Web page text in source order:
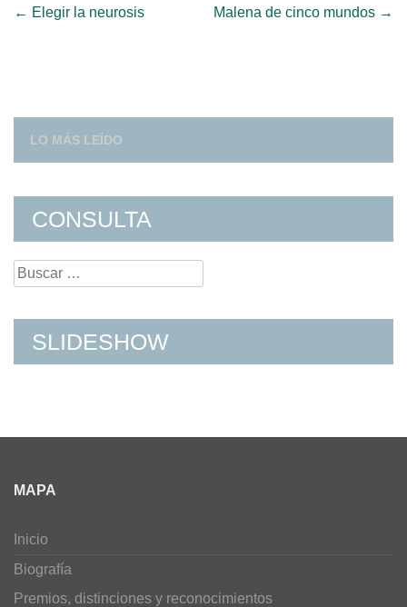
Post
← Elegir la neurosis Malena de cinco mundos →
LO MÁS LEÍDO
CONSULTA
Search
for:
SLIDESHOW
MAPA
Inicio
Biografía
Premios, distinciones y reconocimientos